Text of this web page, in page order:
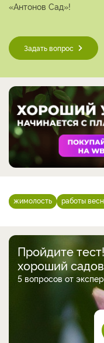
«Антонов Сад»!
Задать вопрос
жимолость работы
Пройдите
хороший
5 вопросов от